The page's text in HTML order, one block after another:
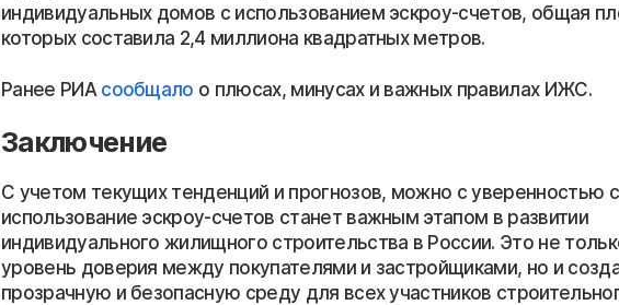
индивидуальных домов с использованием эскроу-счетов, общая
которых составила 2,4 миллиона квадратных метров.
Ранее РИА сообщало о плюсах, минусах и важных правилах ИЖС.
Заключение
С учетом текущих тенденций и прогнозов, можно с уверенностью
использование эскроу-счетов станет важным этапом в развитии
индивидуального жилищного строительства в России. Это не
уровень доверия между покупателями и застройщиками, но и
прозрачную и безопасную среду для всех участников